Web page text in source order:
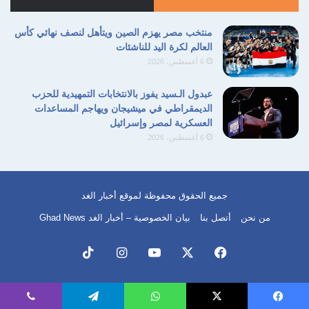
تاركة خلفها إرثاً يجمع بين الريادة في التأسيس
وبين التحديات التي واجهت الطيران الوطني
الملك فؤاد المملكة المصرية النقل الجوي
مطار ألماظة
منتخب مصر يهزم الصين ويتأهل لنصف نهائي كأس
العالم لكرة اليد للناشئات
6 أغسطس، 2026
عبدول الـسيد يفوز بالانتخابات التمهيدية للحزب
الديمقراطي في ميشيجان ويهاجم المساعدات
العسكرية لمصر وإسرائيل
6 أغسطس، 2026
جميع الحقوق محفوظة لموقع أخبار الغد
من نحن أتصل بنا بيان الخصوصية – أخبار الغد Ghad News
فيسبوك ‫YouTubeانستقرام